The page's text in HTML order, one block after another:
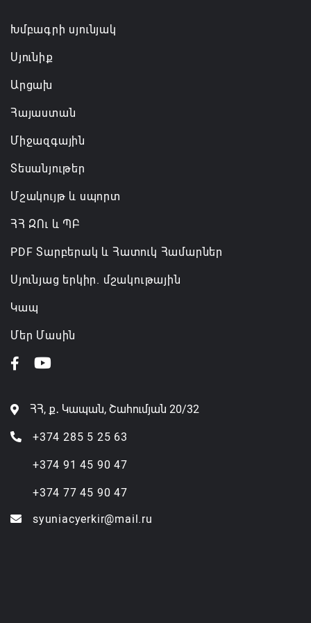
Խմբագրի սյունյակ
Սյունիք
Արցախ
Հայաստան
Միջազգային
Տեսանյութեր
Մշակույթ և սպորտ
ՀՀ ԶՈւ և ՊԲ
PDF Տարբերակ և Հատուկ Համարներ
Սյունյաց երկիր. մշակութային
Կապ
Մեր Մասին
ՀՀ, ք․ Կապան, Շահումյան 20/32
+374 285 5 25 63
+374 91 45 90 47
+374 77 45 90 47
syuniacyerkir@mail.ru